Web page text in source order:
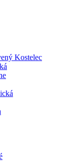
Kostelec